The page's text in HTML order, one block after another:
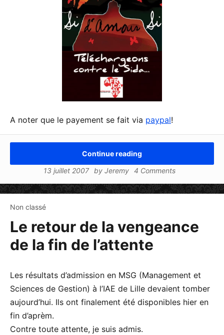
A noter que le payement se fait via paypal!
Continue reading
13 juillet 2007 by Jeremy 4 Comments
Non classé
Le retour de la vengeance
de la fin de l’attente
Les résultats d’admission en MSG (Management et
Sciences de Gestion) à l’IAE de Lille devaient tomber
aujourd’hui. Ils ont finalement été disponibles hier en
fin d’aprèm.
Contre toute attente, je suis admis.